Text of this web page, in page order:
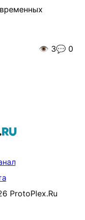
👁️ 3💬 0
ProtoPlex.Ru